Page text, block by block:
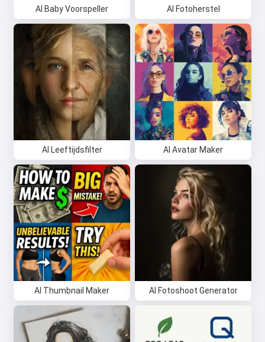
AI Baby Voorspeller AI Fotoherstel
AI Leeftijdsfilter AI Avatar Maker
AI Thumbnail Maker AI Fotoshoot Generator